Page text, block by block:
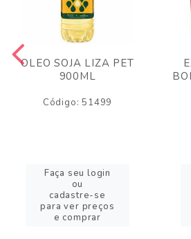
OLEO SOJA LIZA PET
900ML
Código: 51499
Faça seu login
ou
cadastre-se
para ver preços
e comprar